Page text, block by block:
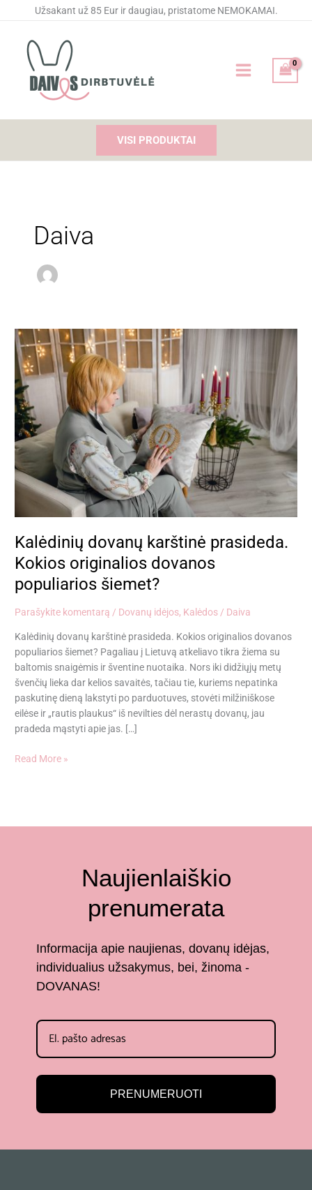
Užsakant už 85 Eur ir daugiau, pristatome NEMOKAMAI.
VISI PRODUKTAI
Daiva
Kalėdinių dovanų karštinė prasideda.
Kokios originalios dovanos
populiarios šiemet?
Parašykite komentarą / Dovanų idėjos, Kalėdos/ Daiva
Kalėdinių dovanų karštinė prasideda. Kokios originalios dovanos
populiarios šiemet? Pagaliau į Lietuvą atkeliavo tikra žiema su
baltomis snaigėmis ir šventine nuotaika. Nors iki didžiųjų metų
švenčių lieka dar kelios savaitės, tačiau tie, kuriems nepatinka
paskutinę dieną lakstyti po parduotuves, stovėti milžiniškose
eilėse ir „rautis plaukus“ iš nevilties dėl nerastų dovanų, jau
pradeda mąstyti apie jas. […]
Kalėdinių
dovanų
karštinė
prasideda.
Kokios
originalios
dovanos
populiarios
šiemet?
Read More »
Naujienlaiškio
prenumerata
Informacija apie naujienas, dovanų idėjas,
individualius užsakymus, bei, žinoma -
DOVANAS!
PRENUMERUOTI